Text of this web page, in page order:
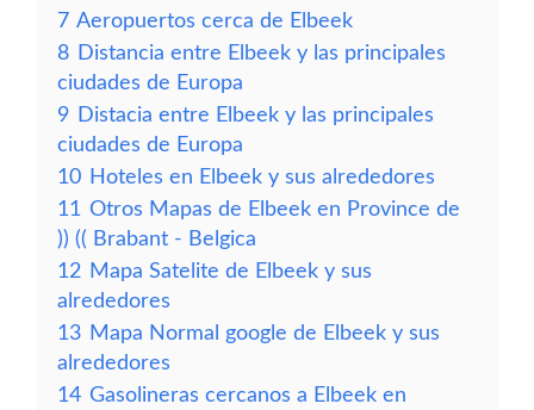
7 Aeropuertos cerca de Elbeek
8 Distancia entre Elbeek y las principales
ciudades de Europa
9 Distacia entre Elbeek y las principales
ciudades de Europa
10 Hoteles en Elbeek y sus alrededores
11 Otros Mapas de Elbeek en Province de
)) (( Brabant - Belgica
12 Mapa Satelite de Elbeek y sus
alrededores
13 Mapa Normal google de Elbeek y sus
alrededores
14 Gasolineras cercanos a Elbeek en